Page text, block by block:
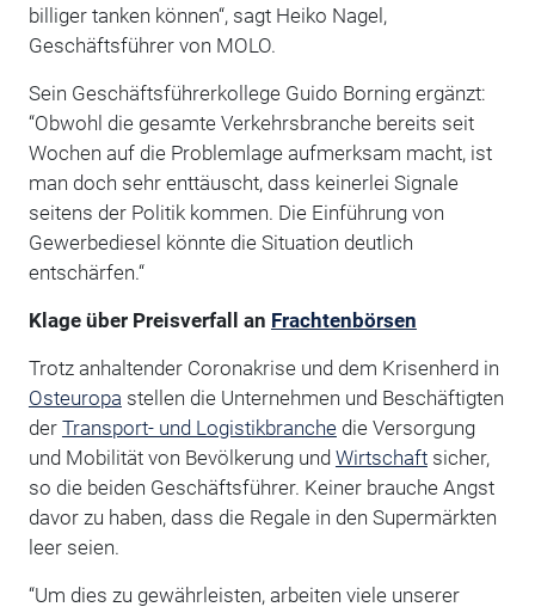
billiger tanken können“, sagt Heiko Nagel,
Geschäftsführer von MOLO.
Sein Geschäftsführerkollege Guido Borning ergänzt:
“Obwohl die gesamte Verkehrsbranche bereits seit
Wochen auf die Problemlage aufmerksam macht, ist
man doch sehr enttäuscht, dass keinerlei Signale
seitens der Politik kommen. Die Einführung von
Gewerbediesel könnte die Situation deutlich
entschärfen.“
Klage über Preisverfall an Frachtenbörsen
Trotz anhaltender Coronakrise und dem Krisenherd in
Osteuropa stellen die Unternehmen und Beschäftigten
der Transport- und Logistikbranchedie Versorgung
und Mobilität von Bevölkerung und Wirtschaftsicher,
so die beiden Geschäftsführer. Keiner brauche Angst
davor zu haben, dass die Regale in den Supermärkten
leer seien.
“Um dies zu gewährleisten, arbeiten viele unserer